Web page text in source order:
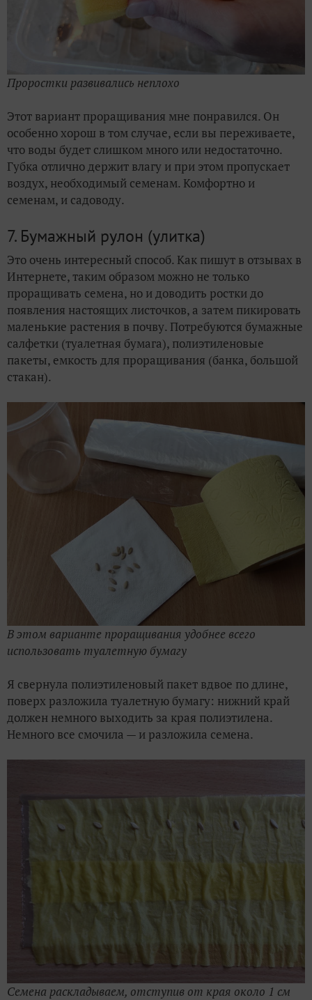
Проростки развивались неплохо
Этот вариант проращивания мне понравился. Он
особенно хорош в том случае, если вы переживаете,
что воды будет слишком много или недостаточно.
Губка отлично держит влагу и при этом пропускает
воздух, необходимый семенам. Комфортно и
семенам, и садоводу.
7. Бумажный рулон (улитка)
Это очень интересный способ. Как пишут в отзывах в
Интернете, таким образом можно не только
проращивать семена, но и доводить ростки до
появления настоящих листочков, а затем пикировать
маленькие растения в почву. Потребуются бумажные
салфетки (туалетная бумага), полиэтиленовые
пакеты, емкость для проращивания (банка, большой
стакан).
В этом варианте проращивания удобнее всего
использовать туалетную бумагу
Я свернула полиэтиленовый пакет вдвое по длине,
поверх разложила туалетную бумагу: нижний край
должен немного выходить за края полиэтилена.
Немного все смочила — и разложила семена.
Семена раскладываем, отступив от края около 1 см